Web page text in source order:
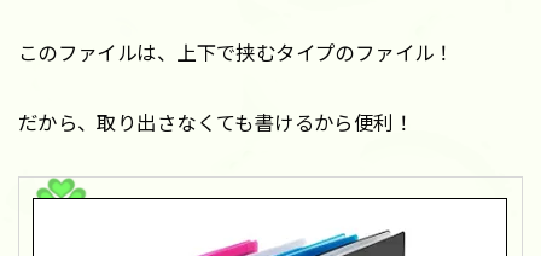
このファイルは、上下で挟むタイプのファイル！
だから、取り出さなくても書けるから便利！